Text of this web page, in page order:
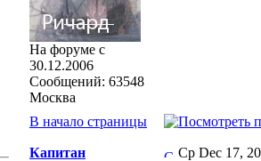
На форуме с
30.12.2006
Сообщений: 63548
Москва
В начало страницы
Капитан Ср Dec 17,